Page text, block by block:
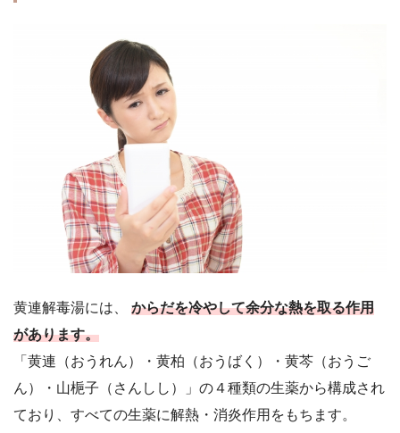
黄連解毒湯には、 からだを冷やして余分な熱を取る作用
があります。
「黄連（おうれん）・黄柏（おうばく）・黄芩（おうご
ん）・山梔子（さんしし）」の４種類の生薬から構成され
ており、すべての生薬に解熱・消炎作用をもちます。